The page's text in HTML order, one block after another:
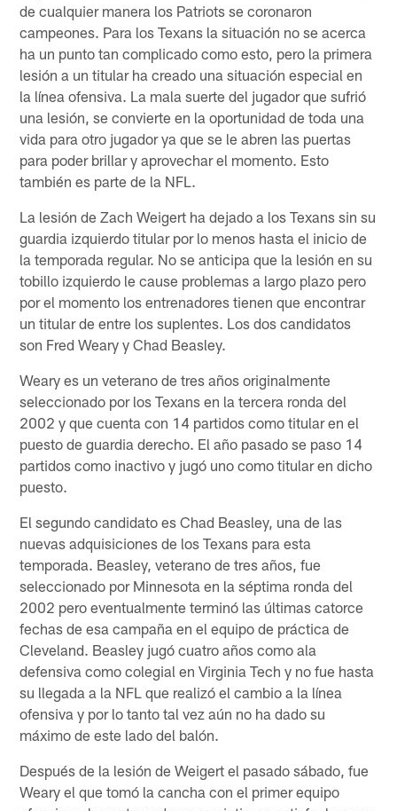
de cualquier manera los Patriots se coronaron
campeones. Para los Texans la situación no se acerca
ha un punto tan complicado como esto, pero la primera
lesión a un titular ha creado una situación especial en
la línea ofensiva. La mala suerte del jugador que sufrió
una lesión, se convierte en la oportunidad de toda una
vida para otro jugador ya que se le abren las puertas
para poder brillar y aprovechar el momento. Esto
también es parte de la NFL.
La lesión de Zach Weigert ha dejado a los Texans sin su
guardia izquierdo titular por lo menos hasta el inicio de
la temporada regular. No se anticipa que la lesión en su
tobillo izquierdo le cause problemas a largo plazo pero
por el momento los entrenadores tienen que encontrar
un titular de entre los suplentes. Los dos candidatos
son Fred Weary y Chad Beasley.
Weary es un veterano de tres años originalmente
seleccionado por los Texans en la tercera ronda del
2002 y que cuenta con 14 partidos como titular en el
puesto de guardia derecho. El año pasado se paso 14
partidos como inactivo y jugó uno como titular en dicho
puesto.
El segundo candidato es Chad Beasley, una de las
nuevas adquisiciones de los Texans para esta
temporada. Beasley, veterano de tres años, fue
seleccionado por Minnesota en la séptima ronda del
2002 pero eventualmente terminó las últimas catorce
fechas de esa campaña en el equipo de práctica de
Cleveland. Beasley jugó cuatro años como ala
defensiva como colegial en Virginia Tech y no fue hasta
su llegada a la NFL que realizó el cambio a la línea
ofensiva y por lo tanto tal vez aún no ha dado su
máximo de este lado del balón.
Después de la lesión de Weigert el pasado sábado, fue
Weary el que tomó la cancha con el primer equipo